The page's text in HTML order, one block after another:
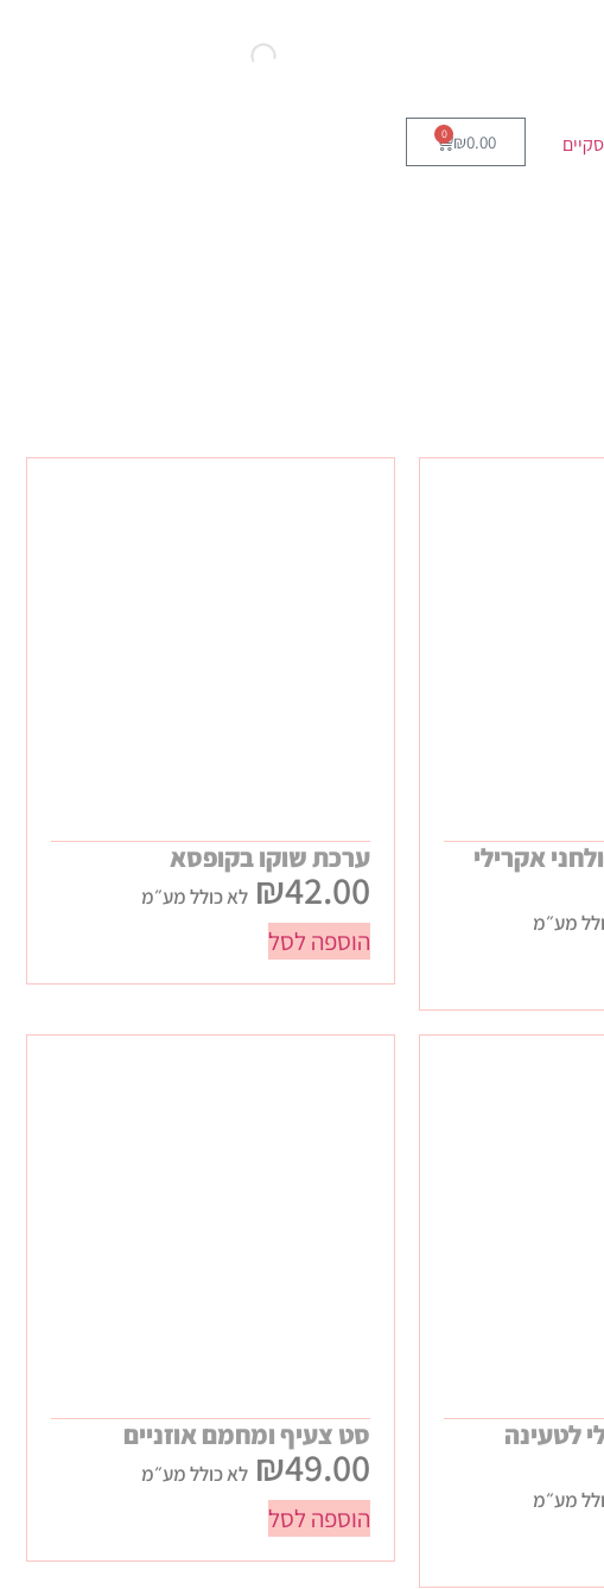
₪0.00
0
אקרילי
מע״מ
ערכת שוקו בקופסא
₪42.00 לא כולל מע״מ
הוספה לסל
לטעינה
מע״מ
סט צעיף ומחמם אוזניים
₪49.00 לא כולל מע״מ
הוספה לסל